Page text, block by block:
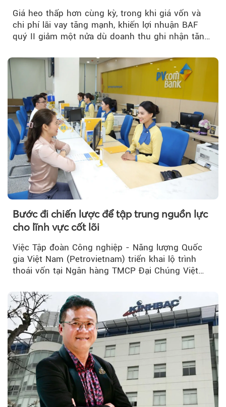
Giá heo thấp hơn cùng kỳ, trong khi giá vốn và
chi phí lãi vay tăng mạnh, khiến lợi nhuận BAF
quý II giảm một nửa dù doanh thu ghi nhận tăng
Bước đi chiến lược để tập trung nguồn lực
cho lĩnh vực cốt lõi
Việc Tập đoàn Công nghiệp - Năng lượng Quốc
gia Việt Nam (Petrovietnam) triển khai lộ trình
thoái vốn tại Ngân hàng TMCP Đại Chúng Việt